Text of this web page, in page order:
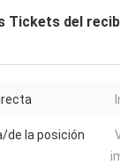
Tickets del
de la posición